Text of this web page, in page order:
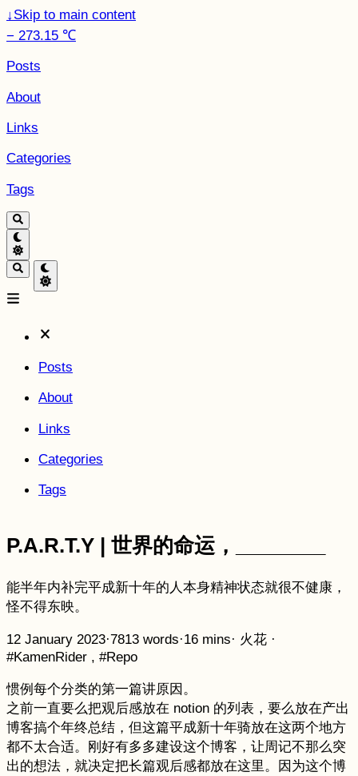
↓Skip to main content
− 273.15 ℃
Posts
About
Links
Categories
Tags
Posts
About
Links
Categories
Tags
P.A.R.T.Y | 世界的命运，________
能半年内补完平成新十年的人本身精神状态就很不健康，
怪不得东映。
12 January 2023·7813 words·16 mins· 火花 ·
#KamenRider , #Repo
惯例每个分类的第一篇讲原因。
之前一直要么把观后感放在 notion 的列表，要么放在产出
博客搞个年终总结，但这篇平成新十年骑放在这两个地方
都不太合适。刚好有多多建设这个博客，让周记不那么突
出的想法，就决定把长篇观后感都放在这里。因为这个博